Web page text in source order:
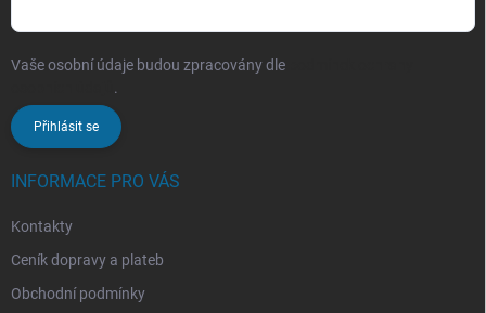
Vaše osobní údaje budou zpracovány dle
.
Přihlásit se
INFORMACE PRO VÁS
Kontakty
Ceník dopravy a plateb
Obchodní podmínky